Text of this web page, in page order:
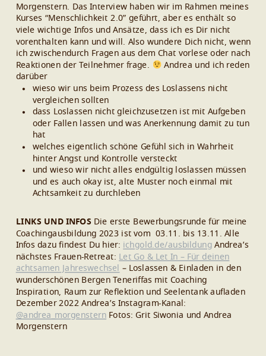
Morgenstern. Das Interview haben wir im Rahmen meines
Kurses “Menschlichkeit 2.0” geführt, aber es enthält so
viele wichtige Infos und Ansätze, dass ich es Dir nicht
vorenthalten kann und will. Also wundere Dich nicht, wenn
ich zwischendurch Fragen aus dem Chat vorlese oder nach
Reaktionen der Teilnehmer frage.
Andrea und ich reden
darüber
wieso wir uns beim Prozess des Loslassens nicht
vergleichen sollten
dass Loslassen nicht gleichzusetzen ist mit Aufgeben
oder Fallen lassen und was Anerkennung damit zu tun
hat
welches eigentlich schöne Gefühl sich in Wahrheit
hinter Angst und Kontrolle versteckt
und wieso wir nicht alles endgültig loslassen müssen
und es auch okay ist, alte Muster noch einmal mit
Achtsamkeit zu durchleben
LINKS UND INFOS Die erste Bewerbungsrunde für meine
Coachingausbildung 2023 ist vom 03.11. bis 13.11. Alle
Infos dazu findest Du hier: ichgold.de/ausbildung Andrea’s
nächstes Frauen-Retreat:
Let Go & Let In – Für deinen
achtsamen Jahreswechsel
– Loslassen & Einladen in den
wunderschönen Bergen Teneriffas mit Coaching
Inspiration, Raum zur Reflektion und Seelentank aufladen
Dezember 2022 Andrea’s Instagram-Kanal:
@andrea_morgenstern Fotos: Grit Siwonia und Andrea
Morgenstern